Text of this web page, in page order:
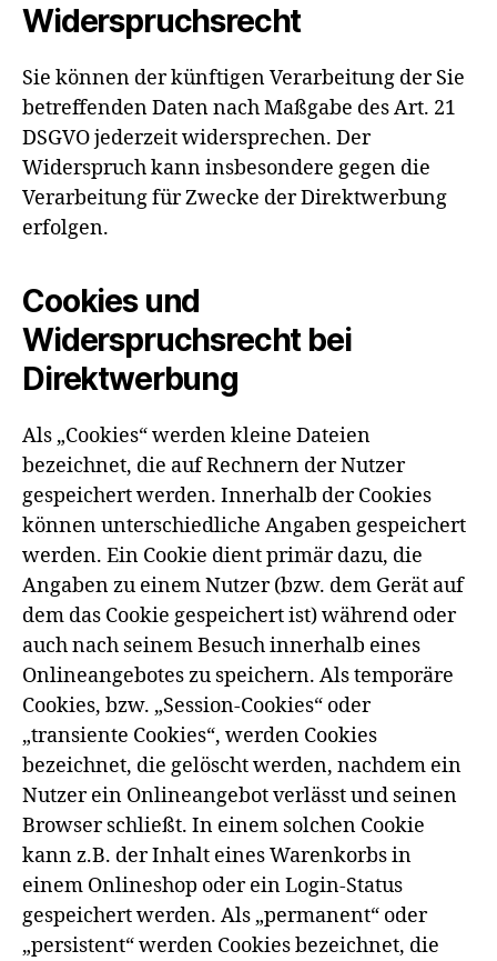
Widerspruchsrecht
Sie können der künftigen Verarbeitung der Sie
betreffenden Daten nach Maßgabe des Art. 21
DSGVO jederzeit widersprechen. Der
Widerspruch kann insbesondere gegen die
Verarbeitung für Zwecke der Direktwerbung
erfolgen.
Cookies und
Widerspruchsrecht bei
Direktwerbung
Als „Cookies“ werden kleine Dateien
bezeichnet, die auf Rechnern der Nutzer
gespeichert werden. Innerhalb der Cookies
können unterschiedliche Angaben gespeichert
werden. Ein Cookie dient primär dazu, die
Angaben zu einem Nutzer (bzw. dem Gerät auf
dem das Cookie gespeichert ist) während oder
auch nach seinem Besuch innerhalb eines
Onlineangebotes zu speichern. Als temporäre
Cookies, bzw. „Session-Cookies“ oder
„transiente Cookies“, werden Cookies
bezeichnet, die gelöscht werden, nachdem ein
Nutzer ein Onlineangebot verlässt und seinen
Browser schließt. In einem solchen Cookie
kann z.B. der Inhalt eines Warenkorbs in
einem Onlineshop oder ein Login-Status
gespeichert werden. Als „permanent“ oder
„persistent“ werden Cookies bezeichnet, die